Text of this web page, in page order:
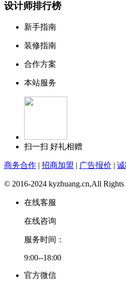
设计师排行榜
新手指南
装修指南
合作方案
本站服务
扫一扫 好礼相赠
商务合作 | 招商加盟 | 广告报价 |
© 2016-2024 kyzhuang.cn,All Rights
在线客服
在线咨询
服务时间：
9:00--18:00
官方微信